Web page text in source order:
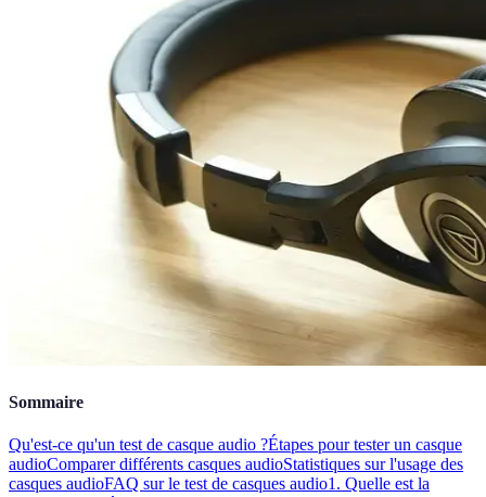
Sommaire
Qu'est-ce qu'un test de casque audio ?Étapes pour tester un casque
audioComparer différents casques audioStatistiques sur l'usage des
casques audioFAQ sur le test de casques audio1. Quelle est la